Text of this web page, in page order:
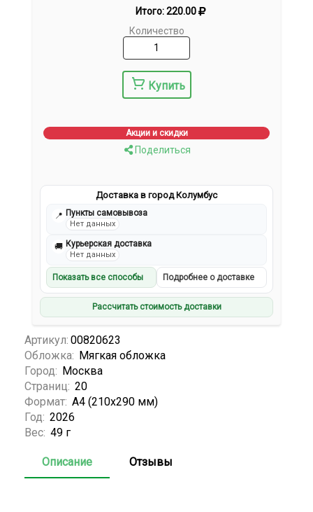
Итого:220.00
Количество
Купить
Акции и скидки
Поделиться
Доставка в город Колумбус
📍 Пункты самовывоза
Нет данных
🚚 Курьерская доставка
Нет данных
Показать все способы Подробнее о доставке
Рассчитать стоимость доставки
Артикул: 00820623
Обложка: Мягкая обложка
Город: Москва
Страниц: 20
Формат: А4 (210x290 мм)
Год: 2026
Вес: 49 г
Описание Отзывы